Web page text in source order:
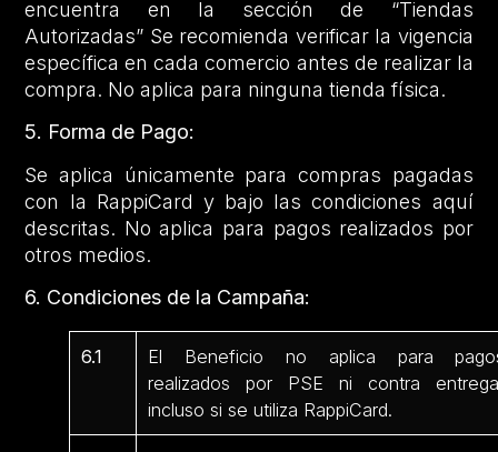
encuentra en la sección de “Tiendas
Autorizadas” Se recomienda verificar la vigencia
específica en cada comercio antes de realizar la
compra. No aplica para ninguna tienda física.
5. Forma de Pago:
Se aplica únicamente para compras pagadas
con la RappiCard y bajo las condiciones aquí
descritas. No aplica para pagos realizados por
otros medios.
6. Condiciones de la Campaña:
6.1
El Beneficio no aplica para
realizados por PSE ni contra
incluso si se utiliza RappiCard.